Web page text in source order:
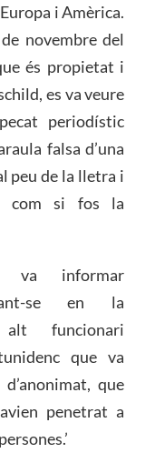
i Amèrica.
novembre del
és propietat i
es va veure
periodístic
falsa d’una
peu de la lletra i
com si fos la
va informar
se en la
alt funcionari
que va
que
penetrat a